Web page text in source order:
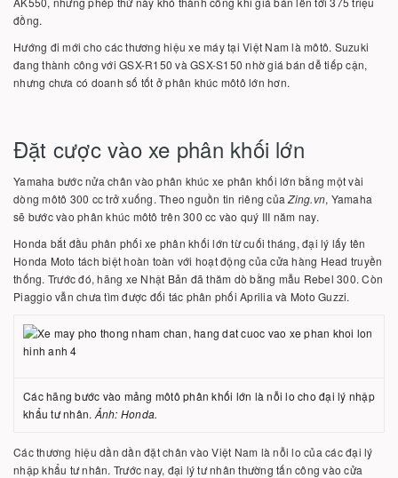
đồng.
Hướng đi mới cho các thương hiệu xe máy tại Việt Nam là môtô. Suzuki
đang thành công với GSX-R150 và GSX-S150 nhờ giá bán dễ tiếp cận,
nhưng chưa có doanh số tốt ở phân khúc môtô lớn hơn.
Đặt cược vào xe phân khối lớn
Yamaha bước nửa chân vào phân khúc xe phân khối lớn bằng một vài
dòng môtô 300 cc trở xuống. Theo nguồn tin riêng củaZing.vn, Yamaha
sẽ bước vào phân khúc môtô trên 300 cc vào quý III năm nay.
Honda bắt đầu phân phối xe phân khối lớn từ cuối tháng, đại lý lấy tên
Honda Moto tách biệt hoàn toàn với hoạt động của cửa hàng Head truyền
thống. Trước đó, hãng xe Nhật Bản đã thăm dò bằng mẫu Rebel 300. Còn
Piaggio vẫn chưa tìm được đối tác phân phối Aprilia và Moto Guzzi.
Các hãng bước vào mảng môtô phân khối lớn là nỗi lo cho đại lý nhập
khẩu tư nhân. Ảnh: Honda.
Các thương hiệu dần dần đặt chân vào Việt Nam là nỗi lo của các đại lý
nhập khẩu tư nhân. Trước nay, đại lý tư nhân thường tấn công vào cửa